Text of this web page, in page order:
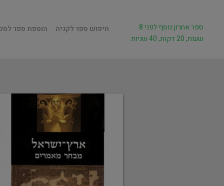
חיפוש ספר לקניה הוספת ספר
ספר אחרון נוסף לפני 8
שעות, 20 דקות, 40 שניות